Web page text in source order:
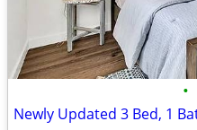
•
Newly Updated 3 Bed, 1